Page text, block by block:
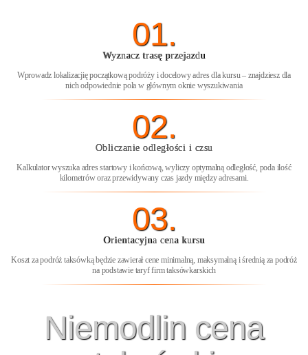
01.
Wyznacz trasę przejazdu
Wprowadz lokalizacjię początkową podróży i docelowy adres dla kursu – znajdziesz dla
nich odpowiednie pola w głównym oknie wyszukiwania
02.
Obliczanie odległości i czsu
Kalkulator wyszuka adres startowy i końcową, wyliczy optymalną odległość, poda ilość
kilometrów oraz przewidywany czas jazdy między adresami.
03.
Orientacyjna cena kursu
Koszt za podróż taksówką będzie zawierał cene minimalną, maksymalną i średnią za podróż
na podstawie taryf firm taksówkarskich
Niemodlin cena